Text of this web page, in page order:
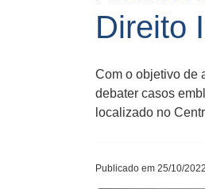
Direito
Com o objetivo de
debater casos
localizado no
Publicado em 25/10/2022